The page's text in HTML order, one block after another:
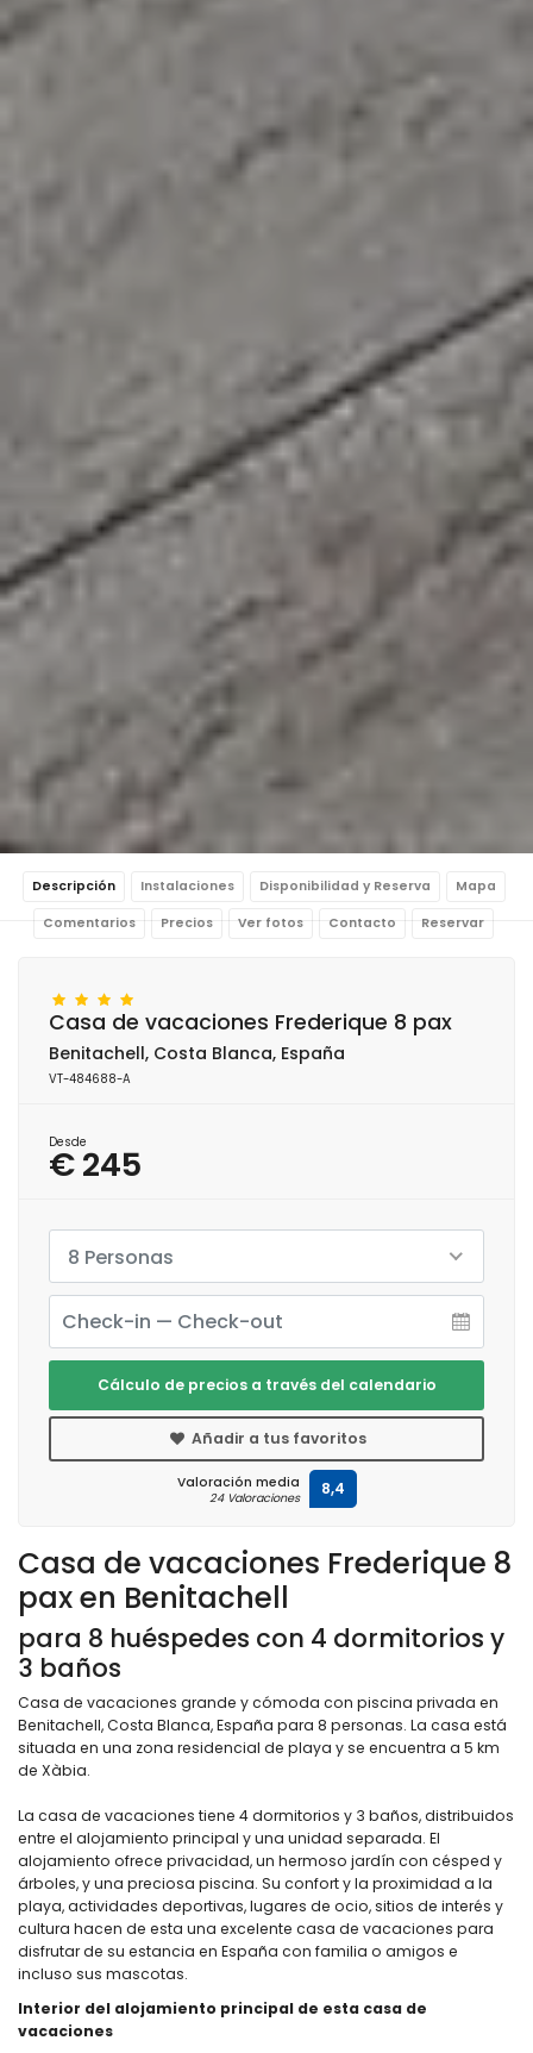
Descripción Instalaciones Disponibilidad y Reserva Mapa
Comentarios Precios Ver fotos Contacto Reservar
Casa de vacaciones Frederique 8
pax en Benitachell
para 8 huéspedes con 4 dormitorios y
3 baños
Casa de vacaciones grande y cómoda con piscina privada en
Benitachell, Costa Blanca, España para 8 personas. La casa está
situada en una zona residencial de playa y se encuentra a 5 km
de Xàbia.
La casa de vacaciones tiene 4 dormitorios y 3 baños, distribuidos
entre el alojamiento principal y una unidad separada. El
alojamiento ofrece privacidad, un hermoso jardín con césped y
árboles, y una preciosa piscina. Su confort y la proximidad a la
playa, actividades deportivas, lugares de ocio, sitios de interés y
cultura hacen de esta una excelente casa de vacaciones para
disfrutar de su estancia en España con familia o amigos e
incluso sus mascotas.
Interior del alojamiento principal de esta casa de
vacaciones
Casa de vacaciones Frederique 8 pax
Benitachell, Costa Blanca, España
VT-484688-A
Desde
€ 245
8 Personas
Cálculo de precios a través del calendario
Añadir a tus favoritos
Valoración media
24 Valoraciones 8,4